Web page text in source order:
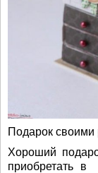
Подарок своими
Хороший
приобретать в